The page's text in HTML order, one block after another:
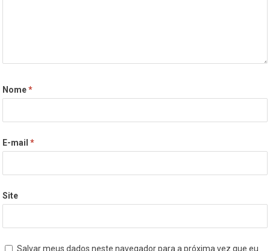
Nome*
E-mail*
Site
Salvar meus dados neste navegador para a próxima vez que eu